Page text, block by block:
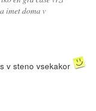
imet doma v
v steno vsekakor